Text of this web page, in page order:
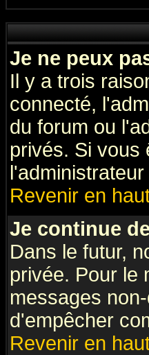
Je ne peux
Il y a trois
connecté,
du forum ou
privés. Si vous
Revenir en
Je continue
Dans le futur,
privée. Pour le
messages
d'empêcher
Revenir en